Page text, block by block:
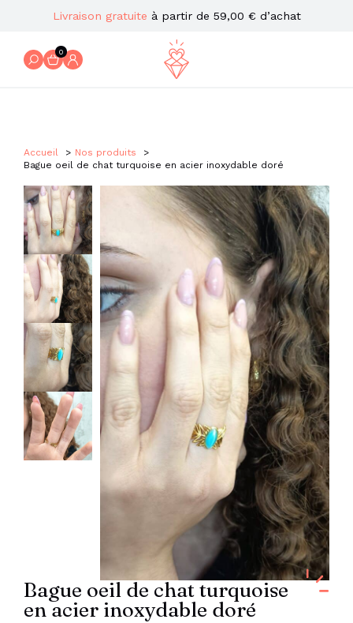
Livraison gratuite à partir de 59,00 € d’achat
0
Accueil
Nos produits
Bague oeil de chat turquoise en acier inoxydable doré
Bague oeil de chat turquoise
en acier inoxydable doré